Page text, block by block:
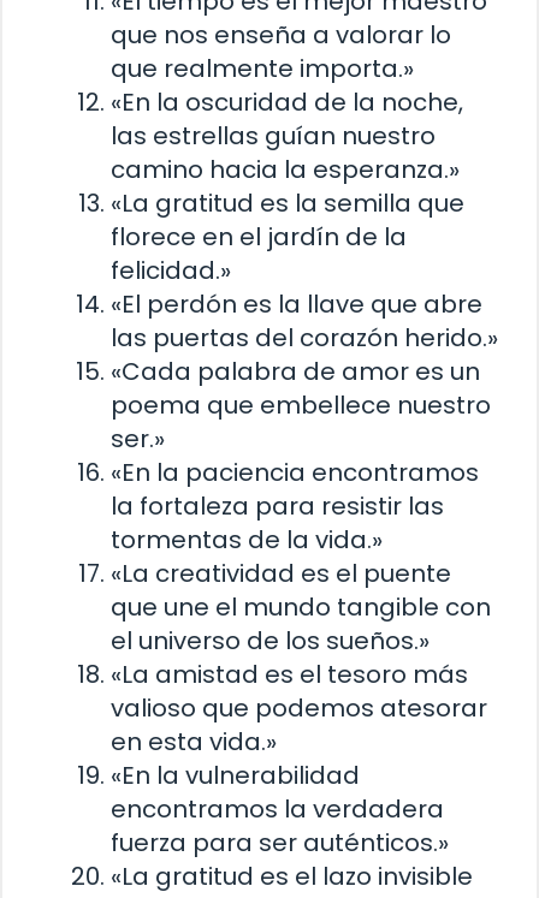
que nos enseña a valorar lo
que realmente importa.»
«En la oscuridad de la noche,
las estrellas guían nuestro
camino hacia la esperanza.»
«La gratitud es la semilla que
florece en el jardín de la
felicidad.»
«El perdón es la llave que abre
las puertas del corazón herido.»
«Cada palabra de amor es un
poema que embellece nuestro
ser.»
«En la paciencia encontramos
la fortaleza para resistir las
tormentas de la vida.»
«La creatividad es el puente
que une el mundo tangible con
el universo de los sueños.»
«La amistad es el tesoro más
valioso que podemos atesorar
en esta vida.»
«En la vulnerabilidad
encontramos la verdadera
fuerza para ser auténticos.»
«La gratitud es el lazo invisible